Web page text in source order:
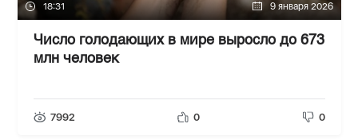
18:31 9 января 2026
Число голодающих в мире выросло до 673
млн человек
7992 0 0